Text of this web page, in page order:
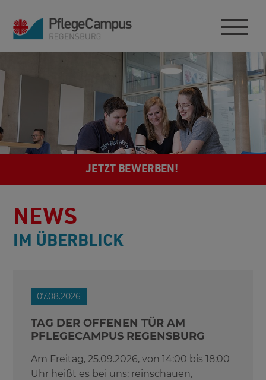
JETZT BEWERBEN!
NEWS
IM ÜBERBLICK
07.08.2026
TAG DER OFFENEN TÜR AM
PFLEGECAMPUS REGENSBURG
Am Freitag, 25.09.2026, von 14:00 bis 18:00
Uhr heißt es bei uns: reinschauen,